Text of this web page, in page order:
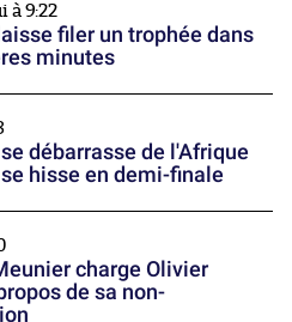
à 9:22
filer un trophée dans
minutes
débarrasse de l'Afrique
hisse en demi-finale
charge Olivier
de sa non-